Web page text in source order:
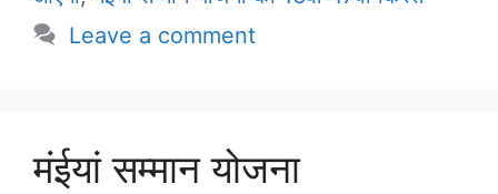
Leave a comment
मंईयां सम्मान योजना